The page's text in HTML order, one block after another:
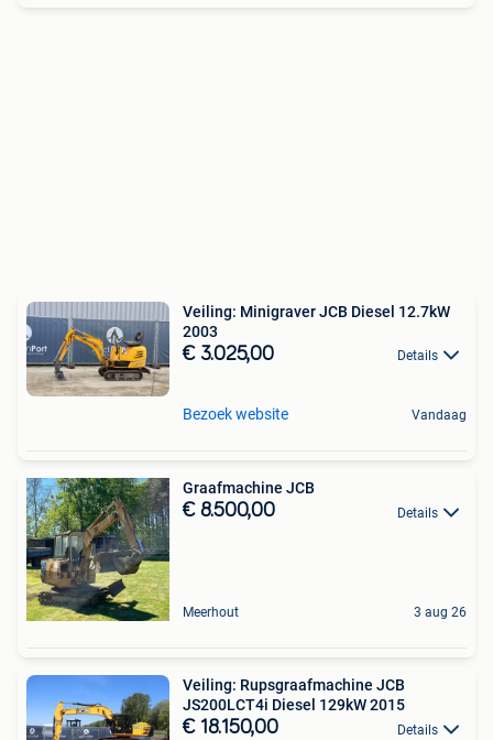
Veiling: Minigraver JCB Diesel 12.7kW
2003
€ 3.025,00 Details
Bezoek website Vandaag
Graafmachine JCB
€ 8.500,00 Details
Meerhout 3 aug 26
Veiling: Rupsgraafmachine JCB
JS200LCT4i Diesel 129kW 2015
€ 18.150,00 Details